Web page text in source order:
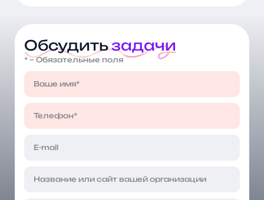
Обсудитьзадачи
* – Обязательные поля